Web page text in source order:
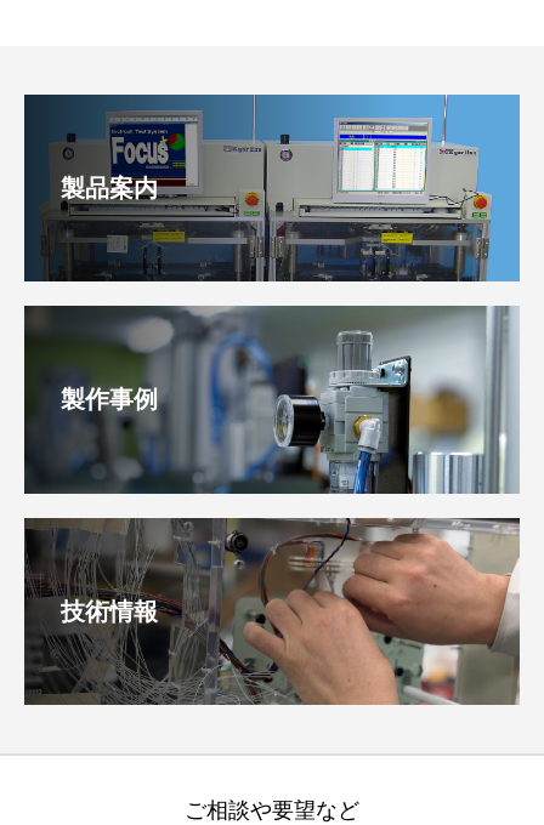
製品案内
製作事例
技術情報
ご相談や要望など